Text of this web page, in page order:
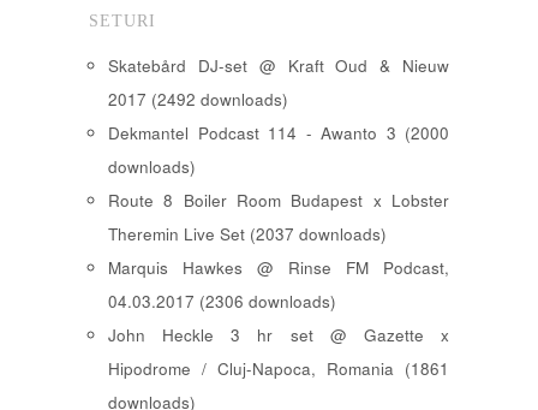
SETURI
Skatebård DJ-set @ Kraft Oud & Nieuw
2017 (2492 downloads)
Dekmantel Podcast 114 - Awanto 3 (2000
downloads)
Route 8 Boiler Room Budapest x Lobster
Theremin Live Set (2037 downloads)
Marquis Hawkes @ Rinse FM Podcast,
04.03.2017 (2306 downloads)
John Heckle 3 hr set @ Gazette x
Hipodrome / Cluj-Napoca, Romania (1861
downloads)